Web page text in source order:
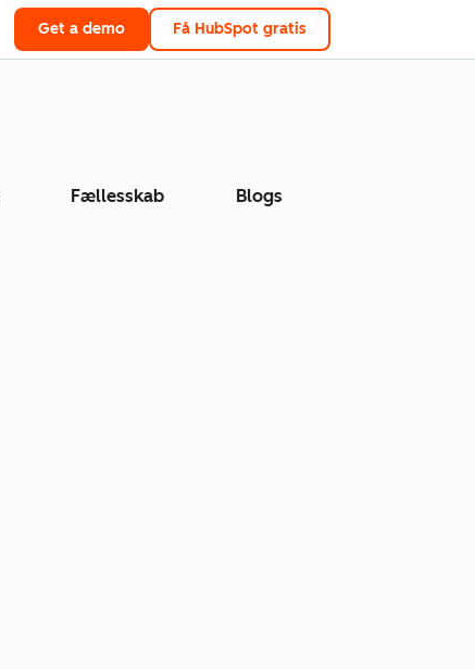
Get a demo Få HubSpot gratis
Fællesskab Blogs